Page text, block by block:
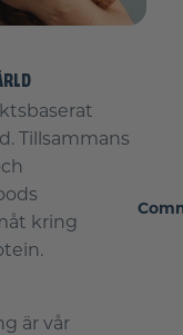
Tillsammans
kring
är vår